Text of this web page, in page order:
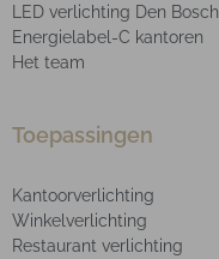
LED verlichting Den Bosch
Energielabel-C kantoren
Het team
Toepassingen
Kantoorverlichting
Winkelverlichting
Restaurant verlichting